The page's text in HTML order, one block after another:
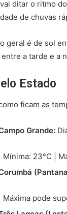
ditar o ritmo
de chuvas
geral é de sol
a tarde e a
Estado
ficam as
Grande:
Mínima: 23°C |
Máxima pode